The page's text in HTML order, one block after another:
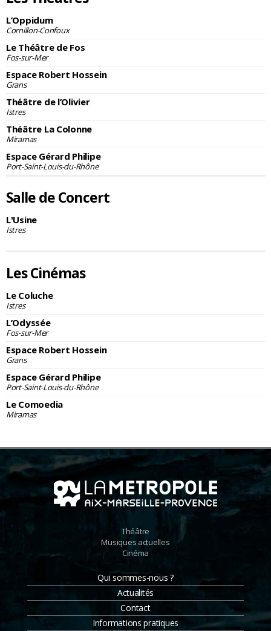
L’Oppidum
Cornillon-Confoux
Le Théâtre de Fos
Fos-sur-Mer
Espace Robert Hossein
Grans
Théâtre de l’Olivier
Istres
Théâtre La Colonne
Miramas
Espace Gérard Philipe
Port-Saint-Louis-du-Rhône
Salle de Concert
L'Usine
Istres
Les Cinémas
Le Coluche
Istres
L’Odyssée
Fos-sur-Mer
Espace Robert Hossein
Grans
Espace Gérard Philipe
Port-Saint-Louis-du-Rhône
Le Comoedia
Miramas
Théâtre
Musiques actuelles
Cinéma
Qui sommes-nous ?
Actualités
Contact
Informations pratiques